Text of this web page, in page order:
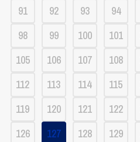
91
92 93 94
98
99 100 101
105
106 107 108
112
113 114 115
119
120 121 122
126
127 128 129